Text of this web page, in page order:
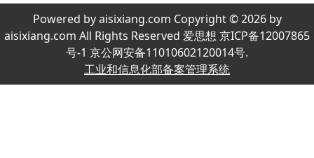
Powered by aisixiang.com Copyright © 2026 by
aisixiang.com All Rights Reserved 爱思想 京ICP备12007865
号-1 京公网安备11010602120014号.
工业和信息化部备案管理系统